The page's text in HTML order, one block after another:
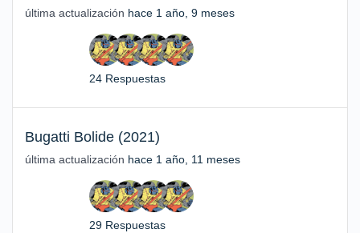
última actualización hace 1 año, 9 meses
24 Respuestas
Bugatti Bolide (2021)
última actualización hace 1 año, 11 meses
29 Respuestas